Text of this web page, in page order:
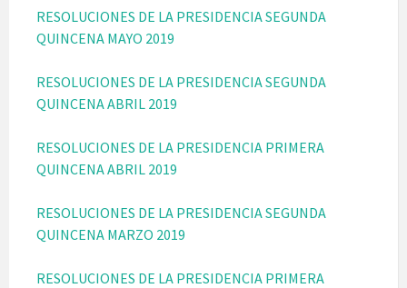
RESOLUCIONES DE LA PRESIDENCIA SEGUNDA
QUINCENA MAYO 2019
RESOLUCIONES DE LA PRESIDENCIA SEGUNDA
QUINCENA ABRIL 2019
RESOLUCIONES DE LA PRESIDENCIA PRIMERA
QUINCENA ABRIL 2019
RESOLUCIONES DE LA PRESIDENCIA SEGUNDA
QUINCENA MARZO 2019
RESOLUCIONES DE LA PRESIDENCIA PRIMERA